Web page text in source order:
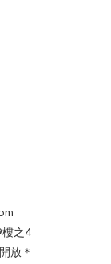
之4
放＊